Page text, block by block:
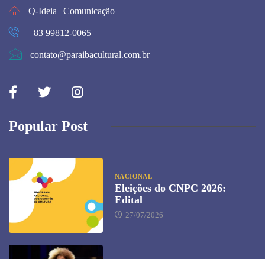
Q-Ideia | Comunicação
+83 99812-0065
contato@paraibacultural.com.br
Popular Post
NACIONAL
Eleições do CNPC 2026:
Edital
27/07/2026